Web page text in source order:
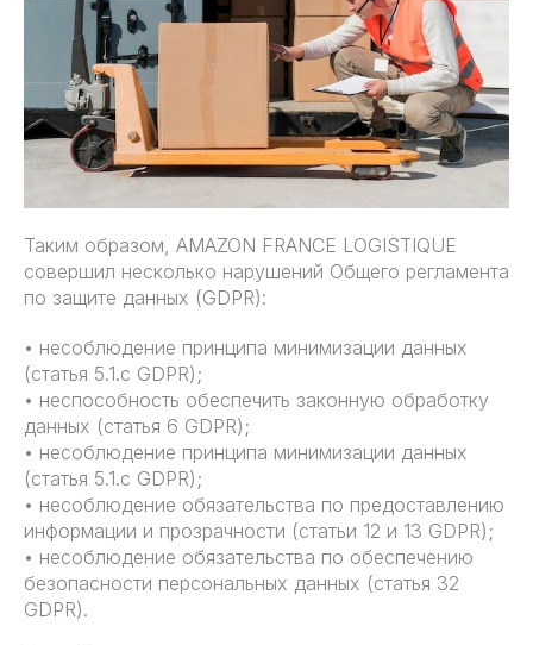
Таким образом, AMAZON FRANCE LOGISTIQUE
совершил несколько нарушений Общего регламента
по защите данных (GDPR):
• несоблюдение принципа минимизации данных
(статья 5.1.c GDPR);
• неспособность обеспечить законную обработку
данных (статья 6 GDPR);
• несоблюдение принципа минимизации данных
(статья 5.1.c GDPR);
• несоблюдение обязательства по предоставлению
информации и прозрачности (статьи 12 и 13 GDPR);
• несоблюдение обязательства по обеспечению
безопасности персональных данных (статья 32
GDPR).